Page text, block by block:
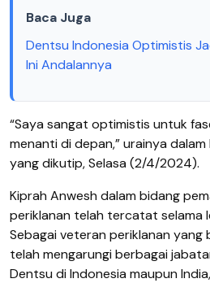
Baca Juga
Dentsu Indonesia Optimistis
Ini Andalannya
“Saya sangat optimistis untuk
menanti di depan,” urainya
yang dikutip, Selasa (2/4/2024).
Kiprah Anwesh dalam bidang
periklanan telah tercatat selama
Sebagai veteran periklanan yang
telah mengarungi berbagai
Dentsu di Indonesia maupun